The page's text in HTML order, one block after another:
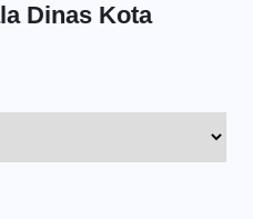
Dinas Kota